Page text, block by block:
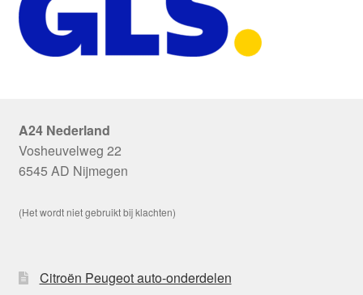
A24 Nederland
Vosheuvelweg 22
6545 AD Nijmegen
(Het wordt niet gebruikt bij klachten)
Citroën Peugeot auto-onderdelen